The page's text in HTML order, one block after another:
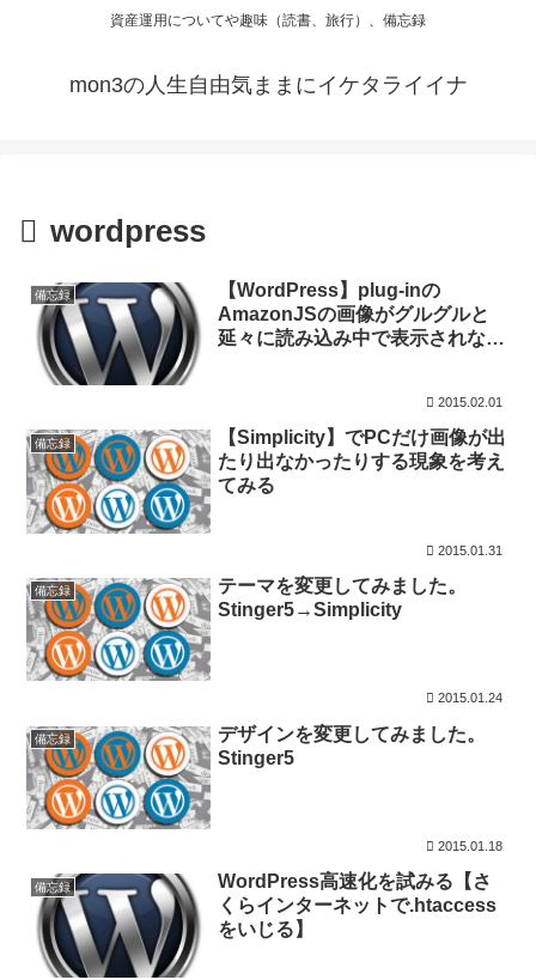
資産運用についてや趣味（読書、旅行）、備忘録
mon3の人生自由気ままにイケタライイナ
wordpress
備忘録
【WordPress】plug-inの
AmazonJSの画像がグルグルと
延々に読み込み中で表示されない
2015.02.01
備忘録
【Simplicity】でPCだけ画像が出
たり出なかったりする現象を考え
てみる
2015.01.31
備忘録
テーマを変更してみました。
Stinger5→Simplicity
2015.01.24
備忘録
デザインを変更してみました。
Stinger5
2015.01.18
備忘録
WordPress高速化を試みる【さ
くらインターネットで.htaccess
をいじる】